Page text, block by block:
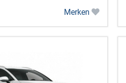
Merken